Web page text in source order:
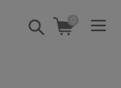
Pokaż/schowaj
wyszukiwarkę
0